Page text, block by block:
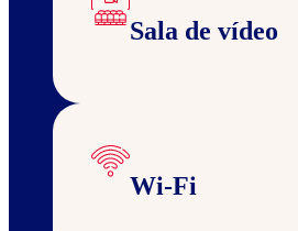
Sala de vídeo
Wi-Fi